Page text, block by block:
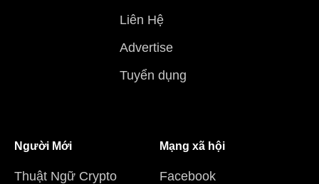
Liên Hệ
Advertise
Tuyển dụng
Người Mới
Thuật Ngữ Crypto
Mạng xã hội
Facebook